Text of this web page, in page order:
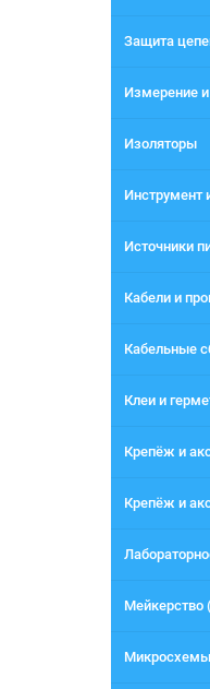
Защита
Измерение
Изоляторы
Инструмент
Источники
Кабели и
Кабельные
Клеи и
Крепёж и
Крепёж и
Мейкерство